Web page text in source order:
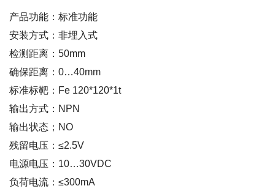
产品功能：标准功能
安装方式：非埋入式
检测距离：50mm
确保距离：0…40mm
标准标靶：Fe 120*120*1t
输出方式：NPN
输出状态；NO
残留电压：≤2.5V
电源电压：10…30VDC
负荷电流：≤300mA